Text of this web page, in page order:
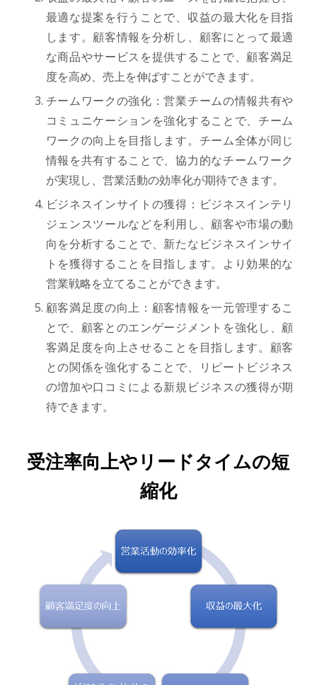
最適な提案を行うことで、収益の最大化を目指
します。顧客情報を分析し、顧客にとって最適
な商品やサービスを提供することで、顧客満足
度を高め、売上を伸ばすことができます。
チームワークの強化：営業チームの情報共有や
コミュニケーションを強化することで、チーム
ワークの向上を目指します。チーム全体が同じ
情報を共有することで、協力的なチームワーク
が実現し、営業活動の効率化が期待できます。
ビジネスインサイトの獲得：ビジネスインテリ
ジェンスツールなどを利用し、顧客や市場の動
向を分析することで、新たなビジネスインサイ
トを獲得することを目指します。より効果的な
営業戦略を立てることができます。
顧客満足度の向上：顧客情報を一元管理するこ
とで、顧客とのエンゲージメントを強化し、顧
客満足度を向上させることを目指します。顧客
との関係を強化することで、リピートビジネス
の増加や口コミによる新規ビジネスの獲得が期
待できます。
受注率向上やリードタイムの短
縮化